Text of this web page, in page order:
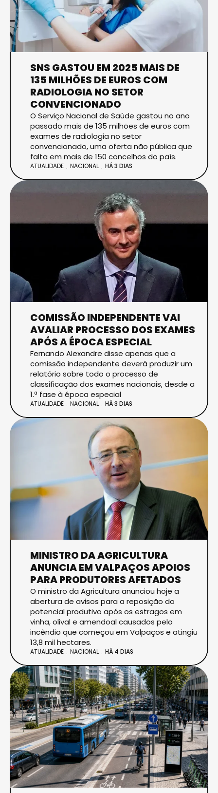
SNS GASTOU EM 2025 MAIS DE
135 MILHÕES DE EUROS COM
RADIOLOGIA NO SETOR
CONVENCIONADO
O Serviço Nacional de Saúde gastou no ano
passado mais de 135 milhões de euros com
exames de radiologia no setor
convencionado, uma oferta não pública que
falta em mais de 150 concelhos do país.
ATUALIDADE NACIONAL HÁ 3 DIAS
COMISSÃO INDEPENDENTE VAI
AVALIAR PROCESSO DOS EXAMES
APÓS A ÉPOCA ESPECIAL
Fernando Alexandre disse apenas que a
comissão independente deverá produzir um
relatório sobre todo o processo de
classificação dos exames nacionais, desde a
1.ª fase à época especial
ATUALIDADE NACIONAL HÁ 3 DIAS
MINISTRO DA AGRICULTURA
ANUNCIA EM VALPAÇOS APOIOS
PARA PRODUTORES AFETADOS
O ministro da Agricultura anunciou hoje a
abertura de avisos para a reposição do
potencial produtivo após os estragos em
vinha, olival e amendoal causados pelo
incêndio que começou em Valpaços e atingiu
13,8 mil hectares.
ATUALIDADE NACIONAL HÁ 4 DIAS